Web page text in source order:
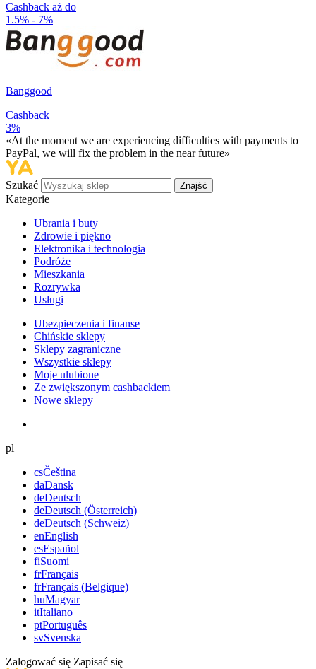
Cashback aż do
1.5% - 7%
Banggood
Cashback
3%
«At the moment we are experiencing difficulties with payments to
PayPal, we will fix the problem in the near future»
Szukać Znajść
Kategorie
Ubrania i buty
Zdrowie i piękno
Elektronika i technologia
Podróże
Mieszkania
Rozrywka
Usługi
Ubezpieczenia i finanse
Chińskie sklepy
Sklepy zagraniczne
Wszystkie sklepy
Moje ulubione
Ze zwiększonym cashbackiem
Nowe sklepy
pl
csČeština
daDansk
deDeutsch
deDeutsch (Österreich)
deDeutsch (Schweiz)
enEnglish
esEspañol
fiSuomi
frFrançais
frFrançais (Belgique)
huMagyar
itItaliano
ptPortuguês
svSvenska
Zalogować się Zapisać się